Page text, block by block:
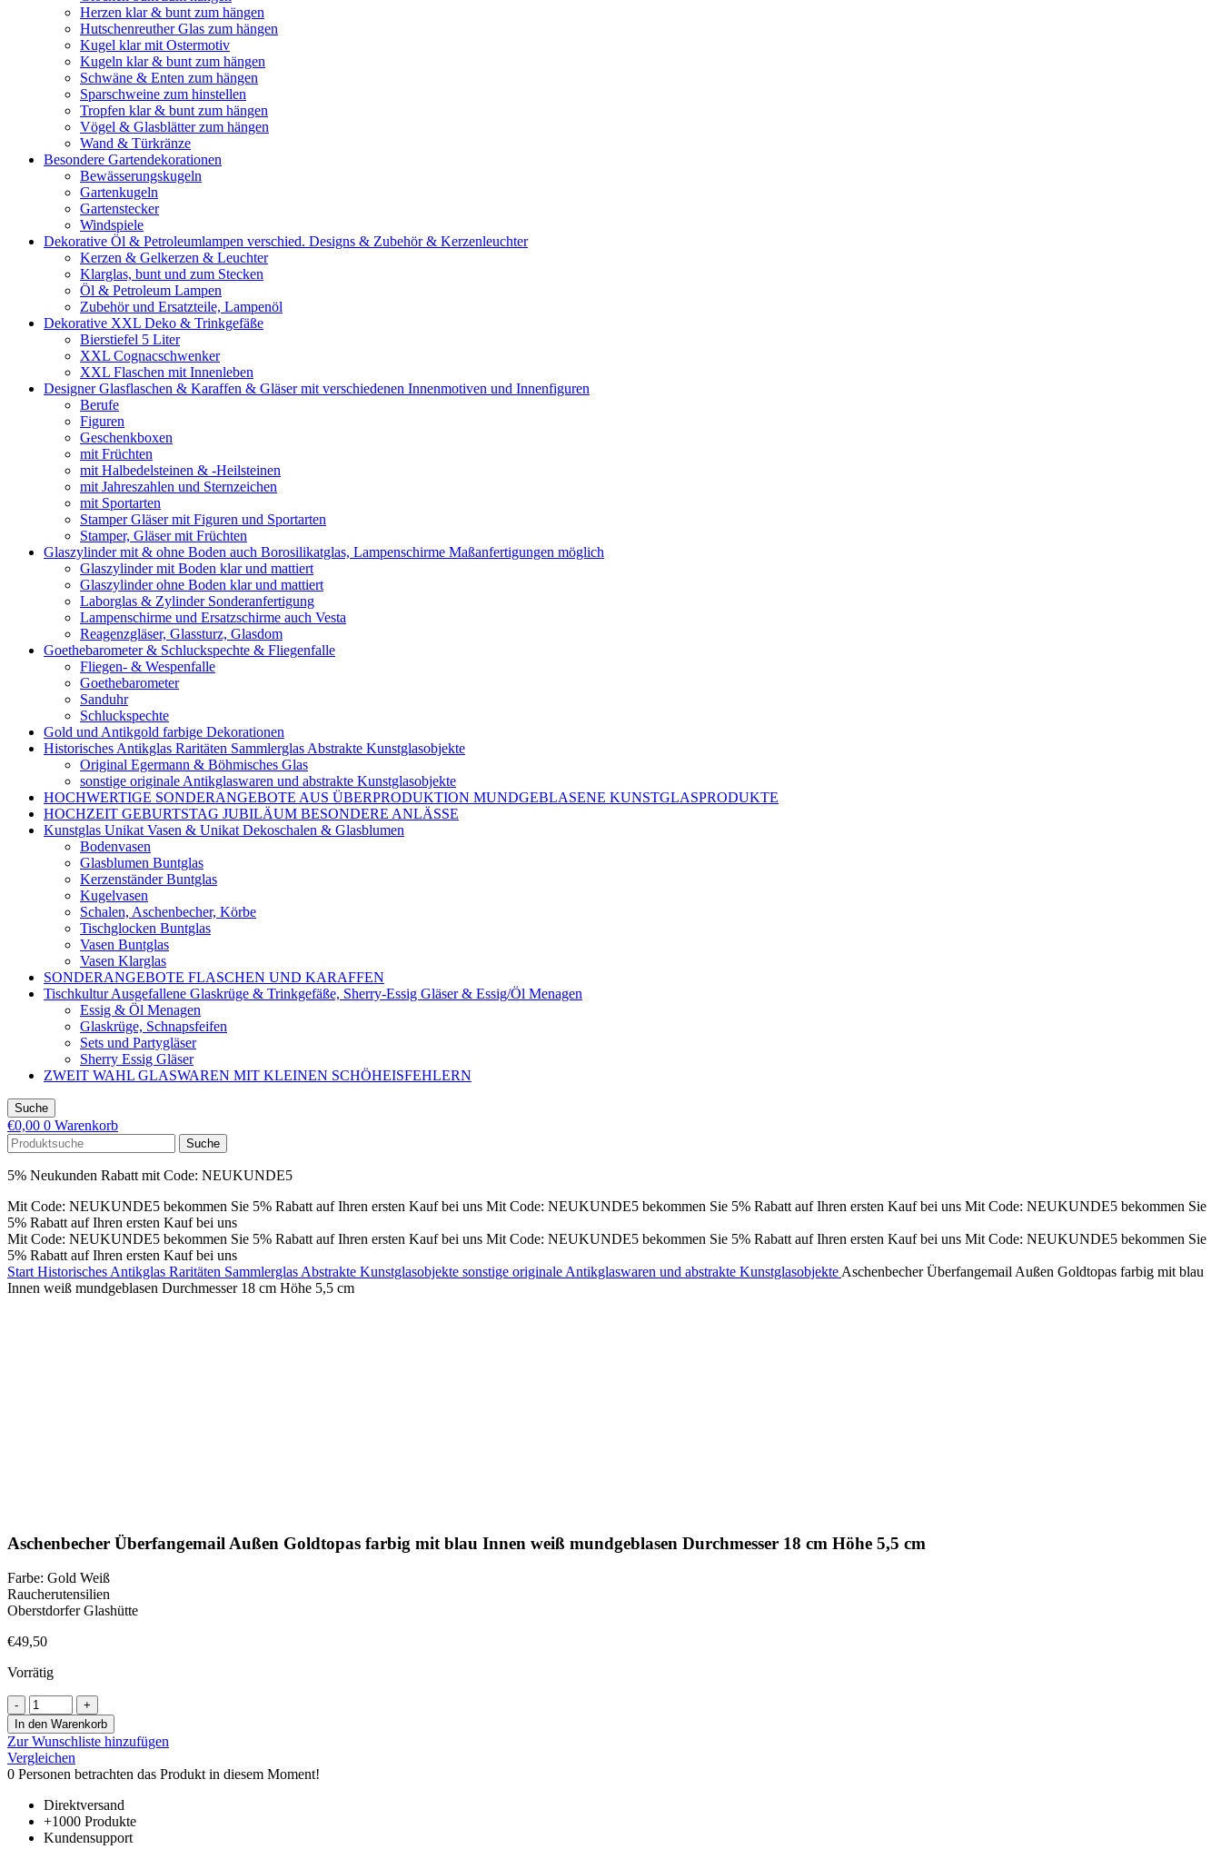
Herzen klar & bunt zum hängen
Hutschenreuther Glas zum hängen
Kugel klar mit Ostermotiv
Kugeln klar & bunt zum hängen
Schwäne & Enten zum hängen
Sparschweine zum hinstellen
Tropfen klar & bunt zum hängen
Vögel & Glasblätter zum hängen
Wand & Türkränze
Besondere Gartendekorationen
Bewässerungskugeln
Gartenkugeln
Gartenstecker
Windspiele
Dekorative Öl & Petroleumlampen verschied. Designs & Zubehör & Kerzenleuchter
Kerzen & Gelkerzen & Leuchter
Klarglas, bunt und zum Stecken
Öl & Petroleum Lampen
Zubehör und Ersatzteile, Lampenöl
Dekorative XXL Deko & Trinkgefäße
Bierstiefel 5 Liter
XXL Cognacschwenker
XXL Flaschen mit Innenleben
Designer Glasflaschen & Karaffen & Gläser mit verschiedenen Innenmotiven und Innenfiguren
Berufe
Figuren
Geschenkboxen
mit Früchten
mit Halbedelsteinen & -Heilsteinen
mit Jahreszahlen und Sternzeichen
mit Sportarten
Stamper Gläser mit Figuren und Sportarten
Stamper, Gläser mit Früchten
Glaszylinder mit & ohne Boden auch Borosilikatglas, Lampenschirme Maßanfertigungen möglich
Glaszylinder mit Boden klar und mattiert
Glaszylinder ohne Boden klar und mattiert
Laborglas & Zylinder Sonderanfertigung
Lampenschirme und Ersatzschirme auch Vesta
Reagenzgläser, Glassturz, Glasdom
Goethebarometer & Schluckspechte & Fliegenfalle
Fliegen- & Wespenfalle
Goethebarometer
Sanduhr
Schluckspechte
Gold und Antikgold farbige Dekorationen
Historisches Antikglas Raritäten Sammlerglas Abstrakte Kunstglasobjekte
Original Egermann & Böhmisches Glas
sonstige originale Antikglaswaren und abstrakte Kunstglasobjekte
HOCHWERTIGE SONDERANGEBOTE AUS ÜBERPRODUKTION MUNDGEBLASENE KUNSTGLASPRODUKTE
HOCHZEIT GEBURTSTAG JUBILÄUM BESONDERE ANLÄSSE
Kunstglas Unikat Vasen & Unikat Dekoschalen & Glasblumen
Bodenvasen
Glasblumen Buntglas
Kerzenständer Buntglas
Kugelvasen
Schalen, Aschenbecher, Körbe
Tischglocken Buntglas
Vasen Buntglas
Vasen Klarglas
SONDERANGEBOTE FLASCHEN UND KARAFFEN
Tischkultur Ausgefallene Glaskrüge & Trinkgefäße, Sherry-Essig Gläser & Essig/Öl Menagen
Essig & Öl Menagen
Glaskrüge, Schnapsfeifen
Sets und Partygläser
Sherry Essig Gläser
ZWEIT WAHL GLASWAREN MIT KLEINEN SCHÖHEISFEHLERN
Suche
€0,00 0 Warenkorb
Suche
5% Neukunden Rabatt mit Code: NEUKUNDE5
Mit Code: NEUKUNDE5 bekommen Sie 5% Rabatt auf Ihren ersten Kauf bei uns Mit Code: NEUKUNDE5 bekommen Sie 5% Rabatt auf Ihren ersten Kauf bei uns Mit Code: NEUKUNDE5 bekommen Sie
5% Rabatt auf Ihren ersten Kauf bei uns
Mit Code: NEUKUNDE5 bekommen Sie 5% Rabatt auf Ihren ersten Kauf bei uns Mit Code: NEUKUNDE5 bekommen Sie 5% Rabatt auf Ihren ersten Kauf bei uns Mit Code: NEUKUNDE5 bekommen Sie
5% Rabatt auf Ihren ersten Kauf bei uns
Start Historisches Antikglas Raritäten Sammlerglas Abstrakte Kunstglasobjekte sonstige originale Antikglaswaren und abstrakte Kunstglasobjekte Aschenbecher Überfangemail Außen Goldtopas farbig mit blau
Innen weiß mundgeblasen Durchmesser 18 cm Höhe 5,5 cm
Aschenbecher Überfangemail Außen Goldtopas farbig mit blau Innen weiß mundgeblasen Durchmesser 18 cm Höhe 5,5 cm
Farbe: Gold Weiß
Raucherutensilien
Oberstdorfer Glashütte
€49,50
Vorrätig
Aschenbecher
Überfangemail
Außen
Goldtopas
farbig
mit
blau
Innen
weiß
In den Warenkorb
Zur Wunschliste hinzufügen
Vergleichen
0 Personen betrachten das Produkt in diesem Moment!
Direktversand
+1000 Produkte
Kundensupport